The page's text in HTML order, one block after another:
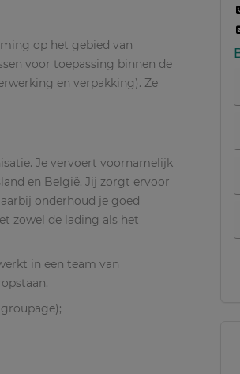
op het gebied van
voor toepassing binnen de
en verpakking). Ze
Je vervoert voornamelijk
en België. Jij zorgt ervoor
onderhoud je goed
zowel de lading als het
in een team van